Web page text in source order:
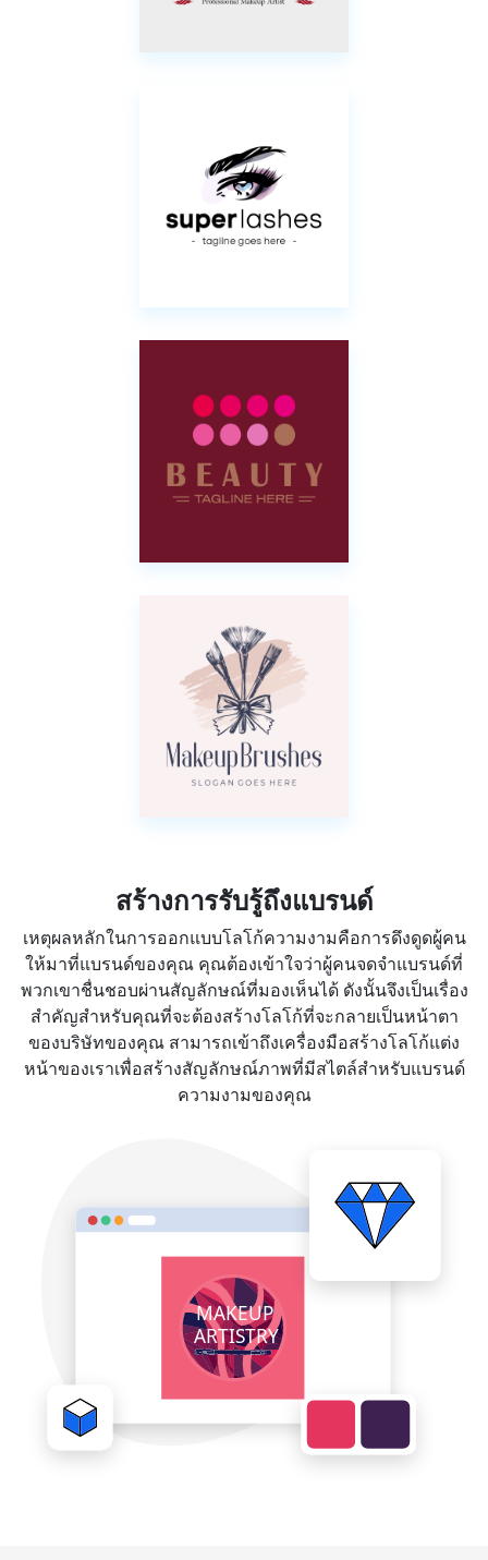
สร้างการรับรู้ถึงแบรนด์
เหตุผลหลักในการออกแบบโลโก้ความงามคือการดึงดูดผู้คน
ให้มาที่แบรนด์ของคุณ คุณต้องเข้าใจว่าผู้คนจดจำแบรนด์ที่
พวกเขาชื่นชอบผ่านสัญลักษณ์ที่มองเห็นได้ ดังนั้นจึงเป็นเรื่อง
สำคัญสำหรับคุณที่จะต้องสร้างโลโก้ที่จะกลายเป็นหน้าตา
ของบริษัทของคุณ สามารถเข้าถึงเครื่องมือสร้างโลโก้แต่ง
หน้าของเราเพื่อสร้างสัญลักษณ์ภาพที่มีสไตล์สำหรับแบรนด์
ความงามของคุณ